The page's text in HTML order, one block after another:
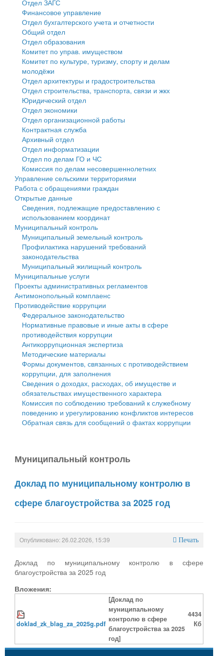
Государственные услуги
Промышленность и АПК
Экономика и бизнес
Символика
Устав
Гостям округа
Туризм
Культура
Образование
Здравоохранение
Социальная защита
Фотоальбом
муниципального округа Тверской области
Администрация Кашинского муниципального округа
Тверской области
Управление сельскими территориями
Открытые данные
Работа с обращениями граждан
Муниципальный контроль
Муниципальные услуги
Проекты административных регламентов
Антимонопольный комплаенс
Противодействие коррупции
Финансовое управление
Бюджет для граждан
Имущество
Выявление правообладателей ранее учтенных
объектов недвижимости
Имущественная поддержка субъектов малого и
среднего предпринимательства
Информационная поддержка субъектов малого и
среднего предпринимательства
Муниципальные программы
Контрольно-счетная палата
Персональные данные
Оценка регулирующего воздействия
Деятельность МУ
Нормативы градостроительного проектирования
Правила землепользования и застройки
Генеральные планы
Проекты планировки территории
Собрание депутатов
Городское поселение
Сельские поселения
Отдел ЗАГС
Финансовое управление
Отдел бухгалтерского учета и отчетности
Общий отдел
Отдел образования
Комитет по управ. имуществом
Комитет по культуре, туризму, спорту и делам
молодёжи
Отдел архитектуры и градостроительства
Отдел строительства, транспорта, связи и жкх
Юридический отдел
Отдел экономики
Отдел организационной работы
Контрактная служба
Архивный отдел
Отдел информатизации
Отдел по делам ГО и ЧС
Комиссия по делам несовершеннолетних
Управление сельскими территориями
Работа с обращениями граждан
Открытые данные
Сведения, подлежащие предоставлению с
использованием координат
Муниципальный контроль
Муниципальный земельный контроль
Профилактика нарушений требований
законодательства
Муниципальный жилищный контроль
Муниципальные услуги
Проекты административных регламентов
Антимонопольный комплаенс
Противодействие коррупции
Федеральное законодательство
Нормативные правовые и иные акты в сфере
противодействия коррупции
Антикоррупционная экспертиза
Методические материалы
Формы документов, связанных с противодействием
коррупции, для заполнения
Сведения о доходах, расходах, об имуществе и
обязательствах имущественного характера
Комиссия по соблюдению требований к служебному
поведению и урегулированию конфликтов интересов
Обратная связь для сообщений о фактах коррупции
Муниципальный контроль
Доклад по муниципальному контролю в
сфере благоустройства за 2025 год
Опубликовано: 26.02.2026, 15:39 Печать
Доклад по муниципальному контролю в сфере
благоустройства за 2025 год
Вложения:
doklad_zk_blag_za_2025g.pdf
[Доклад по
муниципальному
контролю в сфере
благоустройства за 2025
год]
4434
Кб